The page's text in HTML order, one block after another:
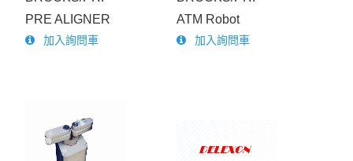
歷史沿革)
BROOKS/PRI
SANKYO/RORZE
半導體/零配件
雷射耗材
工業相機維修
半導體二手設備買賣/翻修
附載端口維修
聯絡我們
PRE ALIGNER
加入詢問車
ATM Robot
加入詢問車